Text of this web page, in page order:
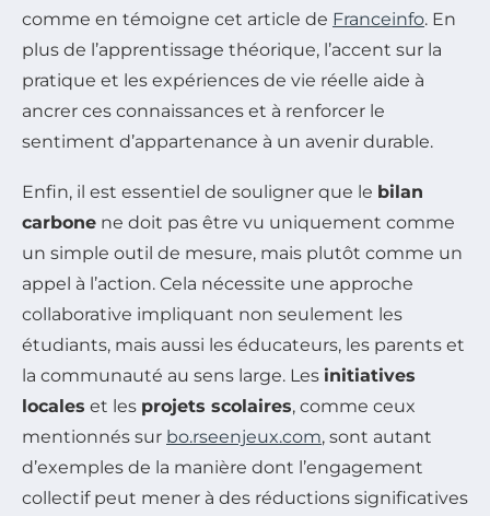
comme en témoigne cet article de Franceinfo. En
plus de l’apprentissage théorique, l’accent sur la
pratique et les expériences de vie réelle aide à
ancrer ces connaissances et à renforcer le
sentiment d’appartenance à un avenir durable.
Enfin, il est essentiel de souligner que le bilan
carbone ne doit pas être vu uniquement comme
un simple outil de mesure, mais plutôt comme un
appel à l’action. Cela nécessite une approche
collaborative impliquant non seulement les
étudiants, mais aussi les éducateurs, les parents et
la communauté au sens large. Les initiatives
locales et les projets scolaires, comme ceux
mentionnés sur bo.rseenjeux.com, sont autant
d’exemples de la manière dont l’engagement
collectif peut mener à des réductions significatives